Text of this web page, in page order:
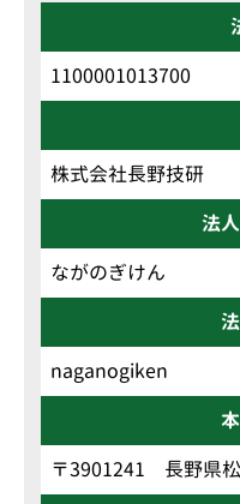
1100001013700
株式会社長野技研
法
ながのぎけん
naganogiken
〒3901241 長野県